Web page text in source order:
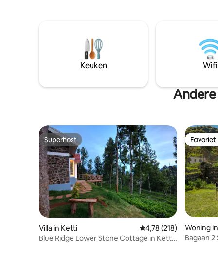
eten wordt bezorgd - We hebben een
conciërge om te helpen met thee, koffie
deur geleverd - Restaurants in de buurt
Heaven
Keuken Wifi
Superhost
Superhost
Villa in Ketti Gemiddelde
4,78 (218)
Blue Ridge Lower Stone Cottage in Ketti-
Woning
Bagaan